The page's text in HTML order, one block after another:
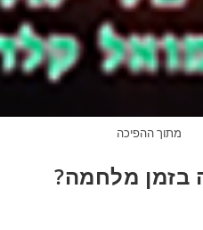
מתוך ההפיכה
בזמן מלחמה?